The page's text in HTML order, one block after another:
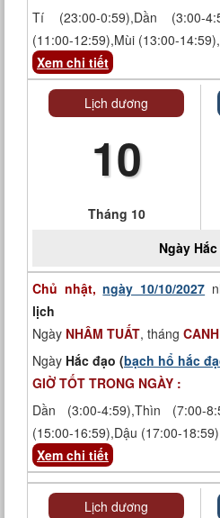
Tí (23:00-0:59),Dần (3:00-
(11:00-12:59),Mùi (13:00-
Xem chi tiết
Lịch dương
10
Tháng 10
Ngày
Chủ nhật,ngày 10/10/2027
lịch
Ngày NHÂM TUẤT, tháng
Ngày Hắc đạo (bạch hổ hắc
GIỜ TỐT TRONG NGÀY :
Dần (3:00-4:59),Thìn (7:00-
(15:00-16:59),Dậu (17:00-
Xem chi tiết
Lịch dương